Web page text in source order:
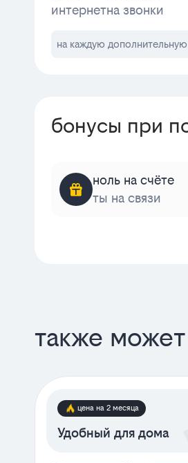
интернетна звонки
на каждую
бонусы при
ноль на счёте
ты на связи
также
цена на 2 месяца
Удобный для дома